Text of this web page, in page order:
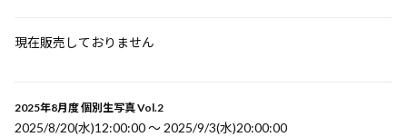
現在販売しておりません
2025年8月度 個別生写真 Vol.2
2025/8/20(水)12:00:00 〜 2025/9/3(水)20:00:00